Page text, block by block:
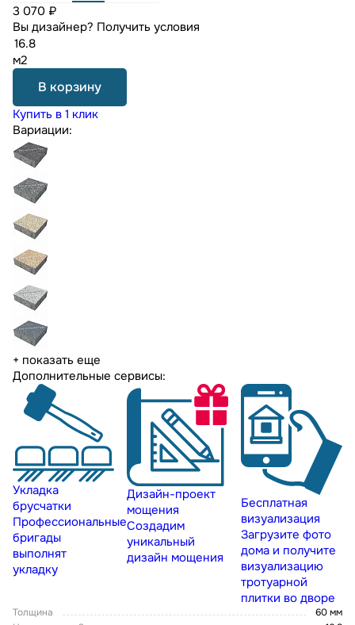
3 070 ₽
Вы дизайнер? Получить условия
м2
В корзину
Купить в 1 клик
Вариации:
+ показать еще
Дополнительные сервисы:
Укладка
брусчатки
Профессиональные
бригады
выполнят
укладку
Дизайн-проект
мощения
Создадим
уникальный
дизайн мощения
Бесплатная
визуализация
Загрузите фото
дома и получите
визуализацию
тротуарной
плитки во дворе
Толщина
60 мм